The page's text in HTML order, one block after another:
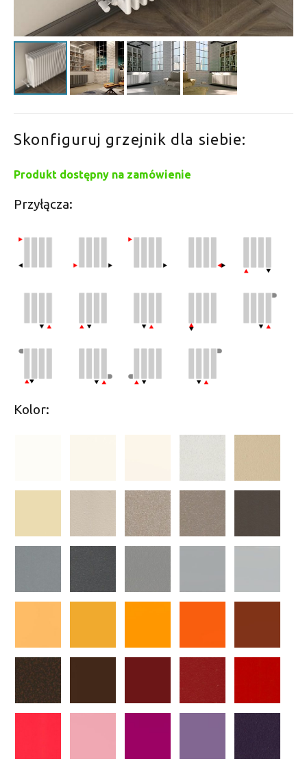
Skonfiguruj grzejnik dla siebie:
Produkt dostępny na zamówienie
Przyłącza:
Kolor: